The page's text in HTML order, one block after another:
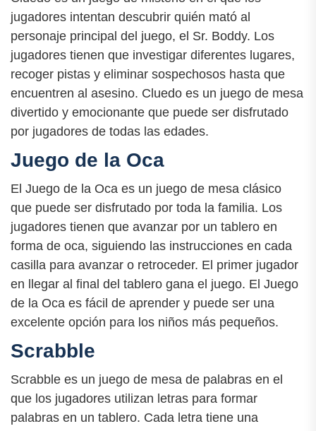
jugadores intentan descubrir quién mató al
personaje principal del juego, el Sr. Boddy. Los
jugadores tienen que investigar diferentes lugares,
recoger pistas y eliminar sospechosos hasta que
encuentren al asesino. Cluedo es un juego de mesa
divertido y emocionante que puede ser disfrutado
por jugadores de todas las edades.
Juego de la Oca
El Juego de la Oca es un juego de mesa clásico
que puede ser disfrutado por toda la familia. Los
jugadores tienen que avanzar por un tablero en
forma de oca, siguiendo las instrucciones en cada
casilla para avanzar o retroceder. El primer jugador
en llegar al final del tablero gana el juego. El Juego
de la Oca es fácil de aprender y puede ser una
excelente opción para los niños más pequeños.
Scrabble
Scrabble es un juego de mesa de palabras en el
que los jugadores utilizan letras para formar
palabras en un tablero. Cada letra tiene una